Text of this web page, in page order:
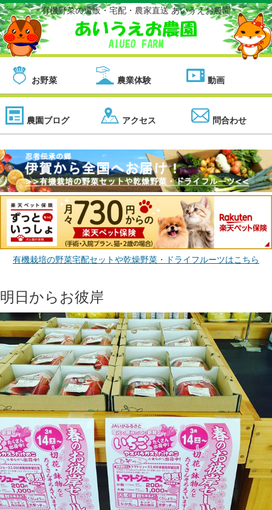
有機野菜の通販・宅配・農家直送 あいうえお農園
お野菜 農業体験 動画
農園ブログ アクセス 問合わせ
有機栽培の野菜宅配セットや乾燥野菜・ドライフルーツはこちら
明日からお彼岸